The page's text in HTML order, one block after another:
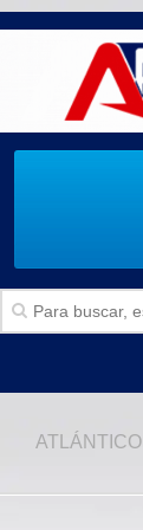
Politica
ATLÁNTICO